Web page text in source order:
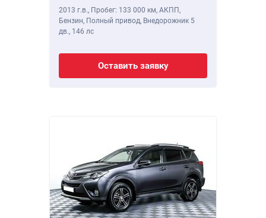
2013 г.в., Пробег: 133 000 км, АКПП,
Бензин, Полный привод, Внедорожник 5
дв., 146 лс
Оставить заявку